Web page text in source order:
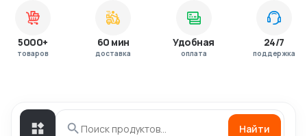
5000+
товаров
60 мин
доставка
Удобная
оплата
24/7
поддержка
Найти